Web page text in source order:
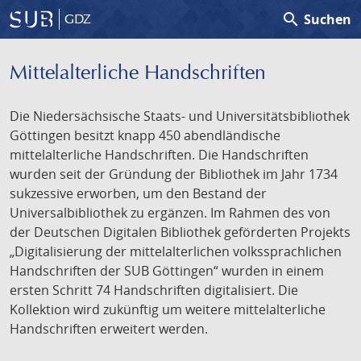
GDZ search Suchen
Mittelalterliche Handschriften
Die Niedersächsische Staats- und Universitätsbibliothek
Göttingen besitzt knapp 450 abendländische
mittelalterliche Handschriften. Die Handschriften
wurden seit der Gründung der Bibliothek im Jahr 1734
sukzessive erworben, um den Bestand der
Universalbibliothek zu ergänzen. Im Rahmen des von
der Deutschen Digitalen Bibliothek geförderten Projekts
„Digitalisierung der mittelalterlichen volkssprachlichen
Handschriften der SUB Göttingen“ wurden in einem
ersten Schritt 74 Handschriften digitalisiert. Die
Kollektion wird zukünftig um weitere mittelalterliche
Handschriften erweitert werden.